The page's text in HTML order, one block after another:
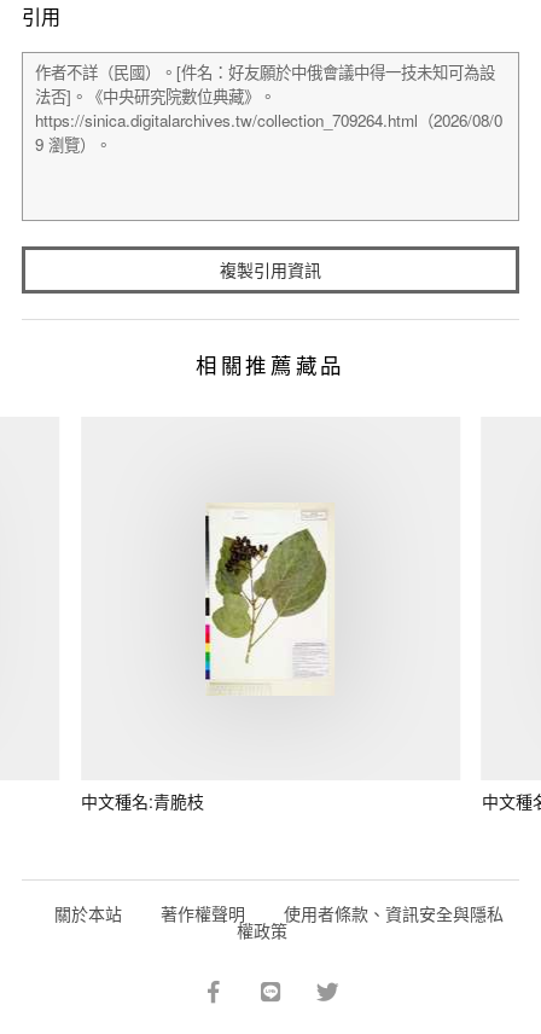
引用
複製引用資訊
相關推薦藏品
中文種名:青脆枝 中文種
關於本站 著作權聲明 使用者條款、資訊安全與隱私
權政策